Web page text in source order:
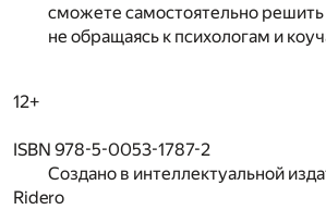
сможете самостоятельно
не обращаясь к психологам и
12+
ISBN 978-5-0053-1787-2
Создано в интеллектуальной
Ridero